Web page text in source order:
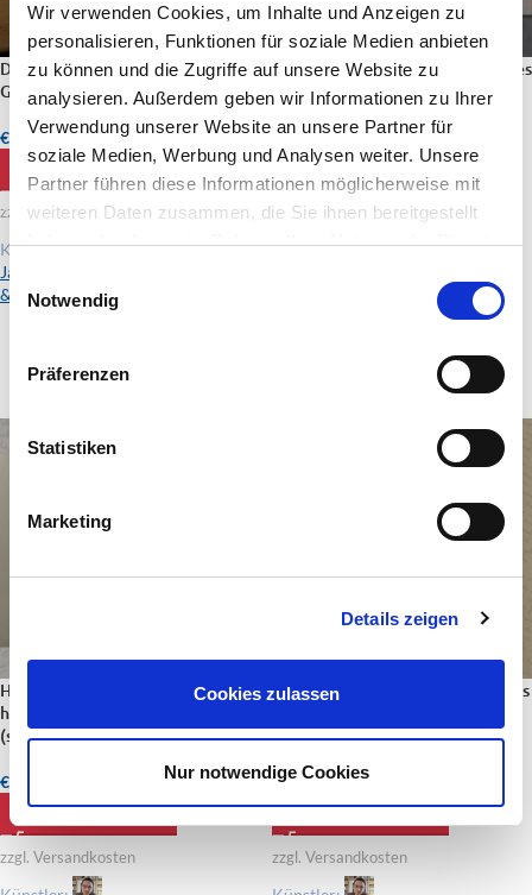
Wir verwenden Cookies, um Inhalte und Anzeigen zu
personalisieren, Funktionen für soziale Medien anbieten
zu können und die Zugriffe auf unsere Website zu
analysieren. Außerdem geben wir Informationen zu Ihrer
Verwendung unserer Website an unsere Partner für
soziale Medien, Werbung und Analysen weiter. Unsere
Partner führen diese Informationen möglicherweise mit
weiteren Daten zusammen, die Sie ihnen bereitgestellt
haben oder die sie im Rahmen Ihrer Nutzung der Dienste
Einwilligungsauswahl
Notwendig
Präferenzen
Statistiken
Marketing
Details zeigen
Cookies zulassen
Nur notwendige Cookies
Die Altstadt – handgeschriebenes
Gedicht, signiert
€ 40,00
IN DEN WARENKORB
zzgl. Versandkosten
Künstler:
Jan-Christian Petersen | Dichtung
& Literatur
Der Feldweg – handgeschriebenes
Gedicht, signiert
€40,00
IN DEN WARENKORB
zzgl. Versandkosten
Künstler:
Humming Of The Night –
handgeschriebenes Gedicht
(signiert) auf Englisch
€
zzgl. Versandkosten
Waldkiemen – handgeschriebenes
Husum
€50,00
zzgl. Versandkosten